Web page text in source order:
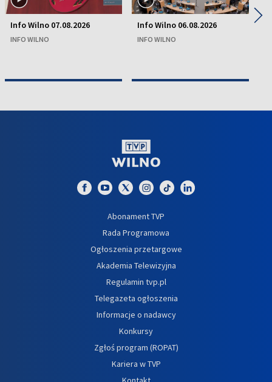
Info Wilno 07.08.2026
INFO WILNO
Info Wilno 06.08.2026
INFO WILNO
▶
Abonament TVP
Rada Programowa
Ogłoszenia przetargowe
Akademia Telewizyjna
Regulamin tvp.pl
Telegazeta ogłoszenia
Informacje o nadawcy
Konkursy
Zgłoś program (ROPAT)
Kariera w TVP